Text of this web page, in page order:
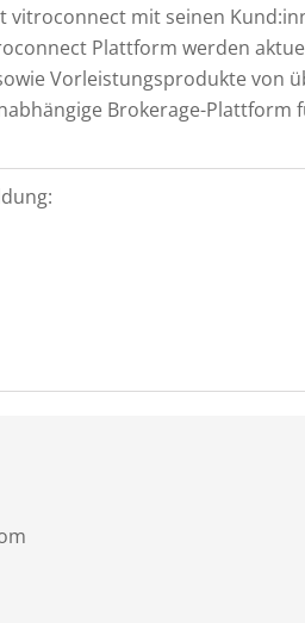
mit seinen
Plattform werden
Vorleistungsprodukte von
Brokerage-Plattform